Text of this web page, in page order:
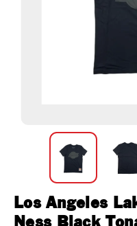
Los Angeles
Ness Black